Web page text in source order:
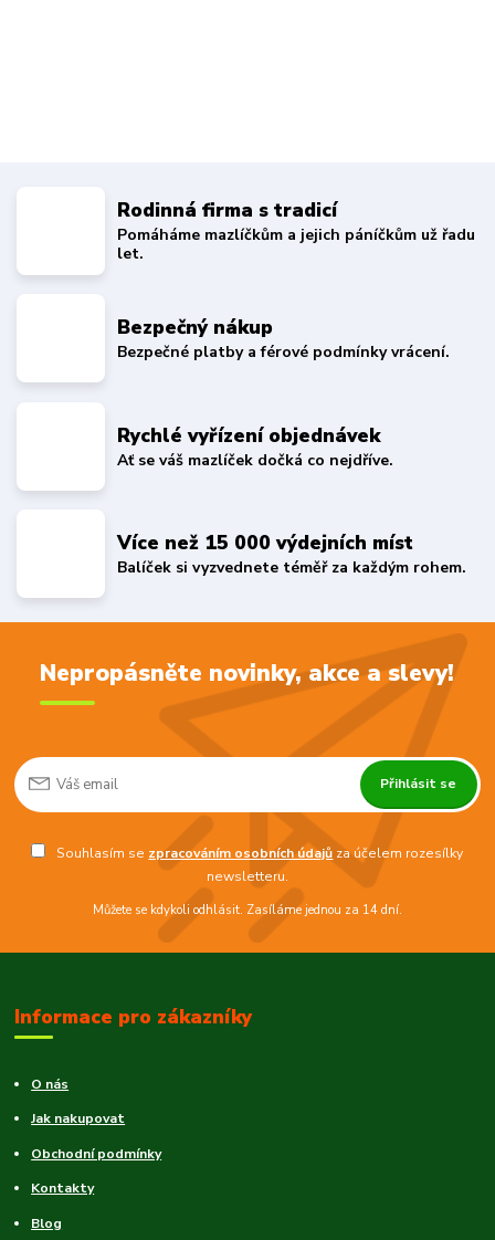
Rodinná firma s tradicí
Pomáháme mazlíčkům a jejich páníčkům už řadu
let.
Bezpečný nákup
Bezpečné platby a férové podmínky vrácení.
Rychlé vyřízení objednávek
Ať se váš mazlíček dočká co nejdříve.
Více než 15 000 výdejních míst
Balíček si vyzvednete téměř za každým rohem.
Nepropásněte novinky, akce a slevy!
Přihlásit se
Souhlasím se zpracováním osobních údajů za účelem rozesílky
newsletteru.
Můžete se kdykoli odhlásit. Zasíláme jednou za 14 dní.
Informace pro zákazníky
O nás
Jak nakupovat
Obchodní podmínky
Kontakty
Blog